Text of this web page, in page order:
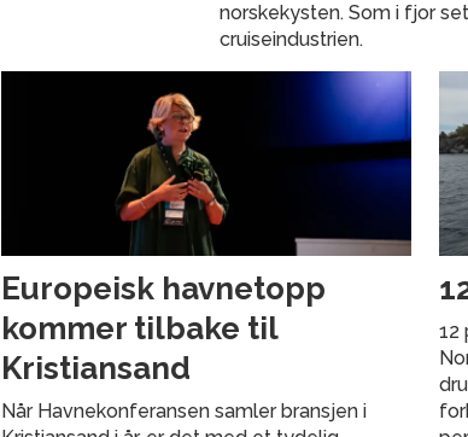
norskekysten. Som i fjor
cruiseindustrien.
Europeisk havnetopp
kommer tilbake til
Kristiansand
Når Havnekonferansen samler bransjen i
12